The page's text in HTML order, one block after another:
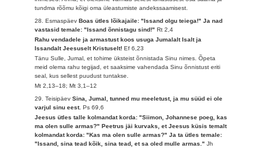
tundma rõõmu kõigi oma üleastumiste andekssaamisest.
28. EsmaspäevBoas ütles lõikajaile: "Issand olgu teiega!" Ja nad
vastasid temale: "Issand õnnistagu sind!"Rt 2,4
Rahu vendadele ja armastust koos usuga Jumalalt Isalt ja
Issandalt Jeesuselt Kristuselt!Ef 6,23
Tänu Sulle, Jumal, et tohime üksteist õnnistada Sinu nimes. Õpeta
meid olema rahu tegijad, et saaksime vahendada Sinu õnnistust eriti
seal, kus sellest puudust tuntakse.
Mt 2,13–18; Mt 3,1–12
29. TeisipäevSina, Jumal, tunned mu meeletust, ja mu süüd ei ole
varjul sinu eest.Ps 69,6
Jeesus ütles talle kolmandat korda: "Siimon, Johannese poeg, kas
ma olen sulle armas?" Peetrus jäi kurvaks, et Jeesus küsis temalt
kolmandat korda: "Kas ma olen sulle armas?" Ja ta ütles temale:
"Issand, sina tead kõik, sina tead, et sa oled mulle armas."Jh